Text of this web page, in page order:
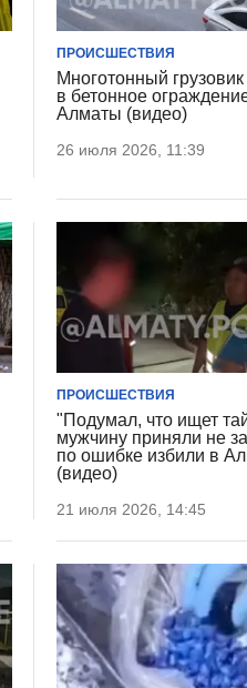
ПРОИСШЕСТВИЯ
Многотонный
в бетонное
Алматы (видео)
26 июля 2026, 11:39
ПРОИСШЕСТВИЯ
"Подумал, что ищет
мужчину приняли не
по ошибке избили в
(видео)
21 июля 2026, 14:45